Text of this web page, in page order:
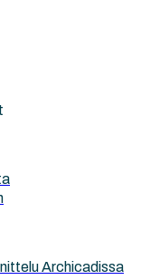
Archicadissa